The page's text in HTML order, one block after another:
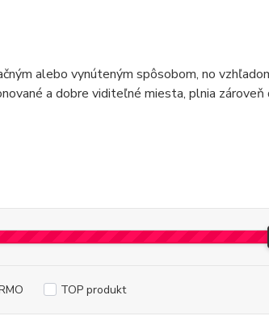
alebo vynúteným spôsobom, no
a dobre viditeľné miesta, plnia zároveň
TOP produkt